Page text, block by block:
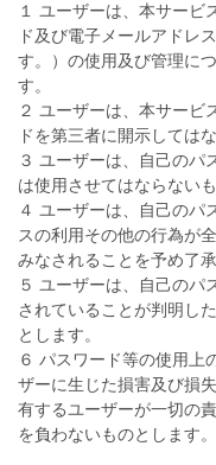
１ ユーザーは、本サービ
ド及び電子メールアドレ
す。）の使用及び管理に
す。
２ ユーザーは、本サービ
ドを第三者に開示しては
３ ユーザーは、自己のパ
は使用させてはならない
４ ユーザーは、自己のパ
スの利用その他の行為が
みなされることを予め了
５ ユーザーは、自己のパ
されていることが判明し
とします。
６ パスワード等の使用上
ザーに生じた損害及び損
有するユーザーが一切の
を負わないものとします。